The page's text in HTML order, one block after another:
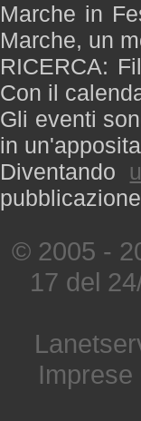
Marche in
Marche, un
RICERCA:
Con il
Gli eventi
in
Diventando
© 2005 -
17 del